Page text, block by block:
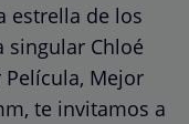
estrella de los
singular Chloé
Mejor
te invitamos a